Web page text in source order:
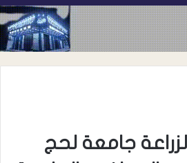
جامعة لحج